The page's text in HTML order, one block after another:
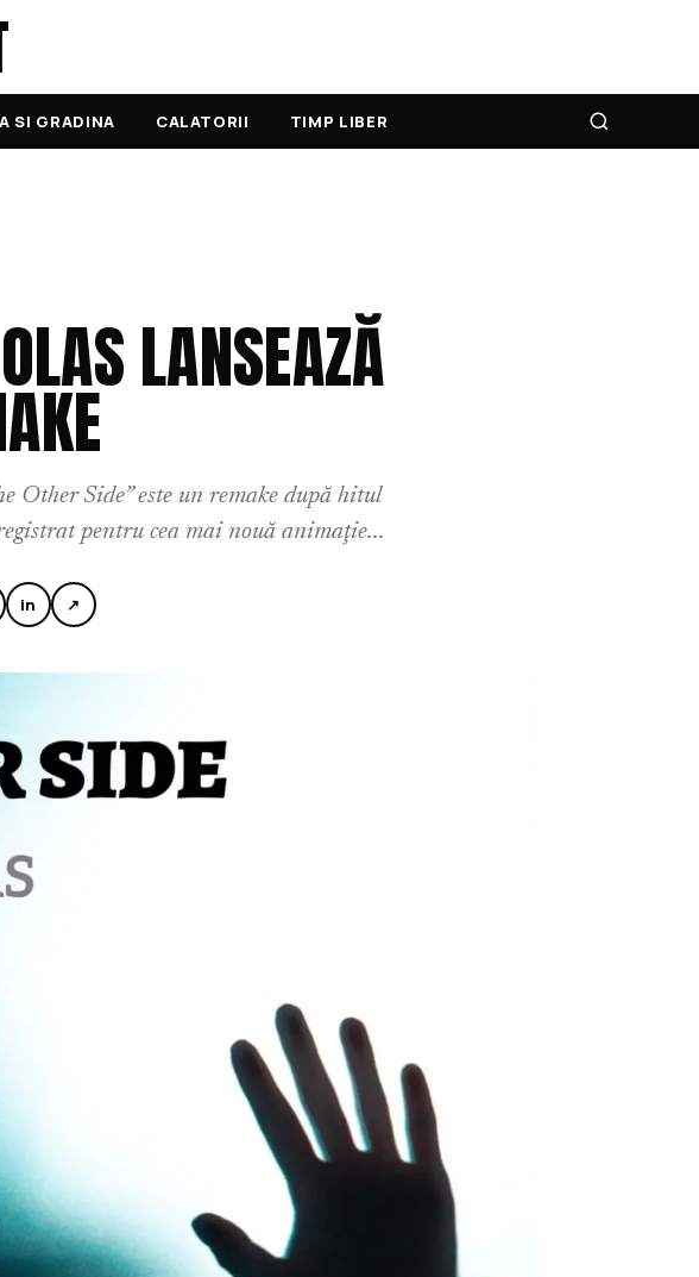
SI GRADINA CALATORII TIMP LIBER
LANSEAZĂ
Other Side” este un remake după hitul
pentru cea mai nouă animaţie...
in ↗